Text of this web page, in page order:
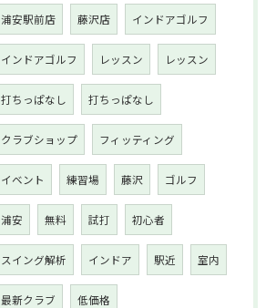
浦安駅前店 藤沢店 インドアゴルフ
インドアゴルフ レッスン レッスン
打ちっぱなし 打ちっぱなし
クラブショップ フィッティング
イベント 練習場 藤沢 ゴルフ
浦安 無料 試打 初心者
スイング解析 インドア 駅近 室内
最新クラブ 低価格